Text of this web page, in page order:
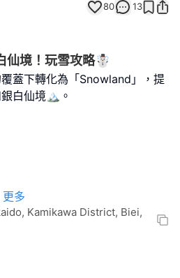
80 13
仙境！玩雪攻略☃️
蓋下轉化為「Snowland」，提
銀白仙境🏔️。
更多
Kamikawa District, Biei,